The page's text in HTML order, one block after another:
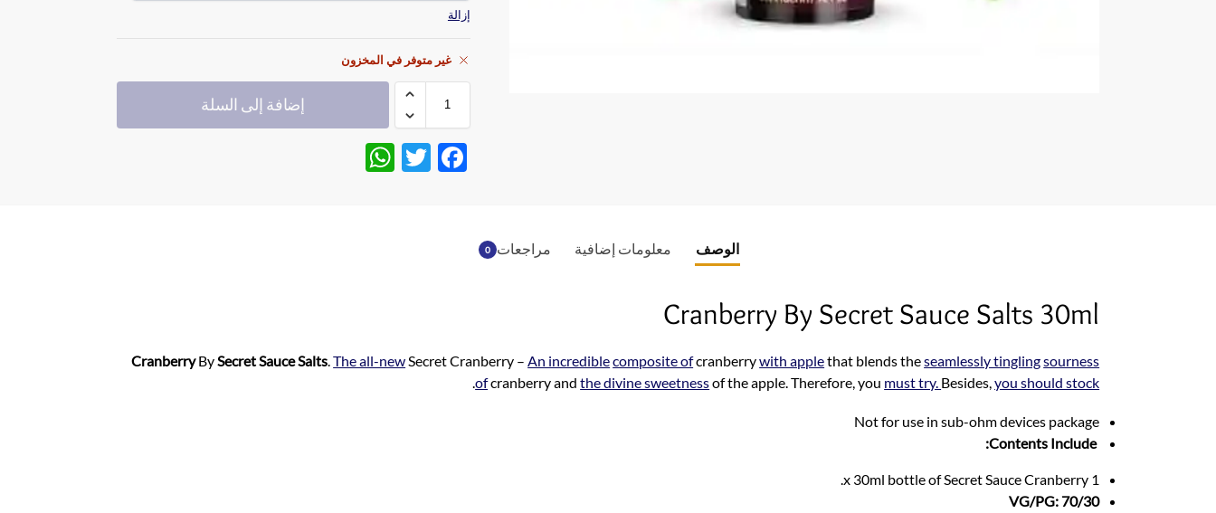
إزالة
غير متوفر في المخزون
إضافة إلى السلة
F
T
الوصف معلومات إضافية مراجعات 0
Cranberry By Secret Sauce Salts 30ml
CranberryBySecret Sauce Salts .The all-new Secret Cranberry – An incrediblecomposite ofcranberrywith applethat blends theseamlessly tinglingsourness
ofcranberry andthe divine sweetnessof the apple. Therefore, you must try. Besides,you should stock
.
Not for use in sub-ohm devices package
Contents Include:
1 x 30ml bottle of Secret Sauce Cranberry.
VG/PG: 70/30